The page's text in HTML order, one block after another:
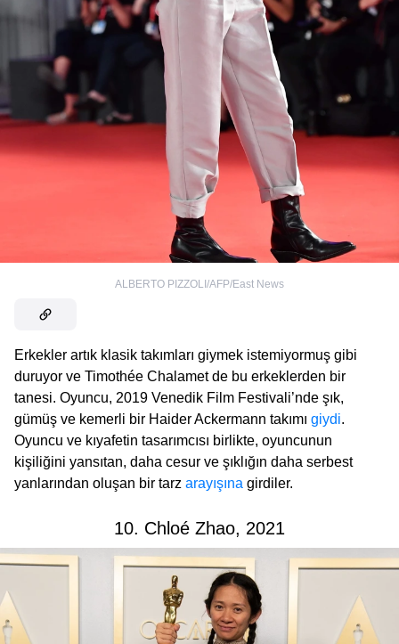
ALBERTO PIZZOLI/AFP/East News
Erkekler artık klasik takımları giymek istemiyormuş gibi
duruyor ve Timothée Chalamet de bu erkeklerden bir
tanesi. Oyuncu, 2019 Venedik Film Festivali’nde şık,
gümüş ve kemerli bir Haider Ackermann takımı giydi.
Oyuncu ve kıyafetin tasarımcısı birlikte, oyuncunun
kişiliğini yansıtan, daha cesur ve şıklığın daha serbest
yanlarından oluşan bir tarz arayışına girdiler.
10. Chloé Zhao, 2021